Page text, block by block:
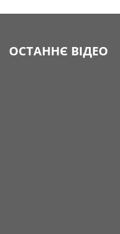
ОСТАННЄ ВІДЕО